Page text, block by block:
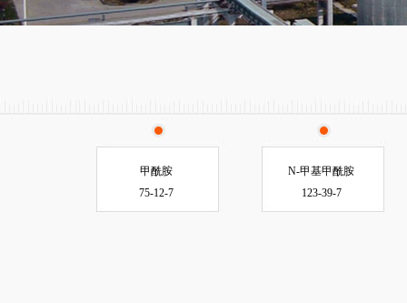
甲酰胺
75-12-7
N-甲基甲酰胺
123-39-7